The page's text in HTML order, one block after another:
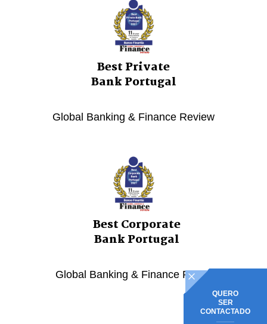
Best Private
Bank Portugal
Global Banking & Finance Review
Best Corporate
Bank Portugal
Global Banking & Finance Review
QUERO
SER
CONTACTADO